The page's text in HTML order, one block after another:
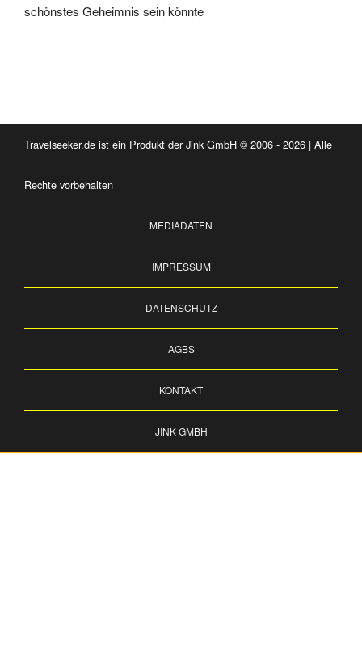
schönstes Geheimnis sein könnte
Travelseeker.de ist ein Produkt der Jink GmbH © 2006 - 2026 | Alle
Rechte vorbehalten
MEDIADATEN
IMPRESSUM
DATENSCHUTZ
AGBS
KONTAKT
JINK GMBH